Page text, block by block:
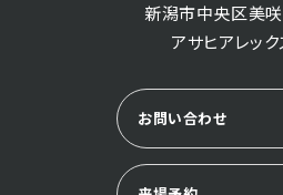
新潟市中央区美
アサヒアレッ
お問い合わせ